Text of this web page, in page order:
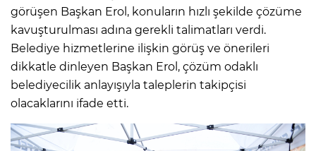
görüşen Başkan Erol, konuların hızlı şekilde çözüme
kavuşturulması adına gerekli talimatları verdi.
Belediye hizmetlerine ilişkin görüş ve önerileri
dikkatle dinleyen Başkan Erol, çözüm odaklı
belediyecilik anlayışıyla taleplerin takipçisi
olacaklarını ifade etti.